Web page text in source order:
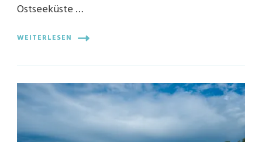
Ostseeküste …
WEITERLESEN